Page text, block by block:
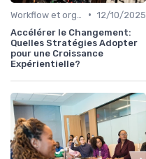
• 12/10/2025
Accélérer le Changement:
Quelles Stratégies Adopter
pour une Croissance
Expérientielle?